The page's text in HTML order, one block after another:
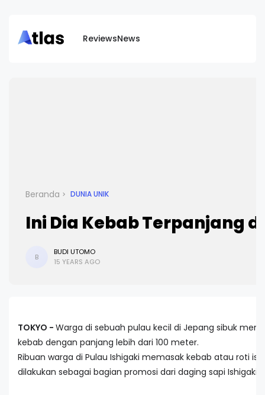
ReviewsNews
Beranda DUNIA UNIK
Ini Dia Kebab Terpanjang
B
BUDI UTOMO
15 YEARS AGO
TOKYO - Warga di sebuah pulau kecil di Jepang sibuk
kebab dengan panjang lebih dari 100 meter.
Ribuan warga di Pulau Ishigaki memasak kebab atau roti
dilakukan sebagai bagian promosi dari daging sapi Ishigaki.